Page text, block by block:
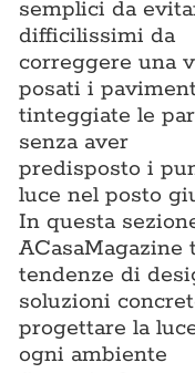
semplici da
difficilissimi da
correggere una
posati i
tinteggiate le
senza aver
predisposto i
luce nel posto
In questa
ACasaMagazine
tendenze di
soluzioni
progettare la
ogni ambiente